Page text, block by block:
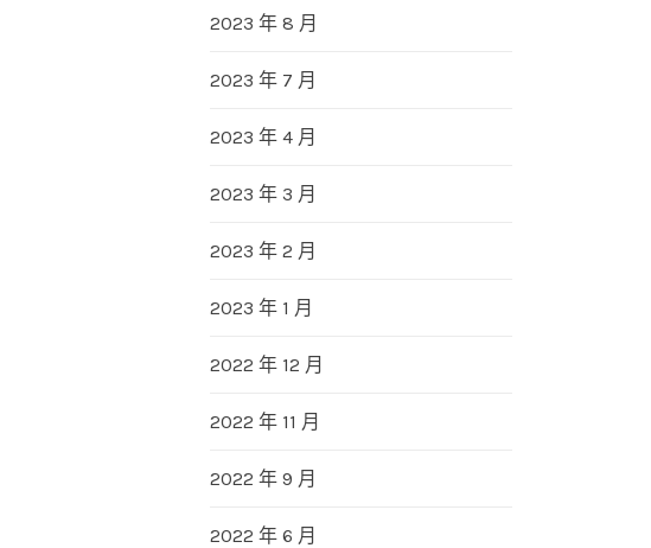
2023 年 8 月
2023 年 7 月
2023 年 4 月
2023 年 3 月
2023 年 2 月
2023 年 1 月
2022 年 12 月
2022 年 11 月
2022 年 9 月
2022 年 6 月